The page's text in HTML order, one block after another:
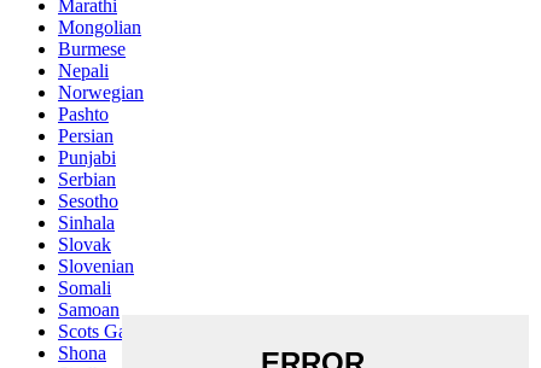
Marathi
Mongolian
Burmese
Nepali
Norwegian
Pashto
Persian
Punjabi
Serbian
Sesotho
Sinhala
Slovak
Slovenian
Somali
Samoan
Scots Gaelic
Shona